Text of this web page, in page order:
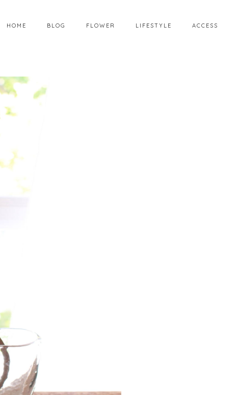
HOME BLOG FLOWER LIFESTYLE ACCESS